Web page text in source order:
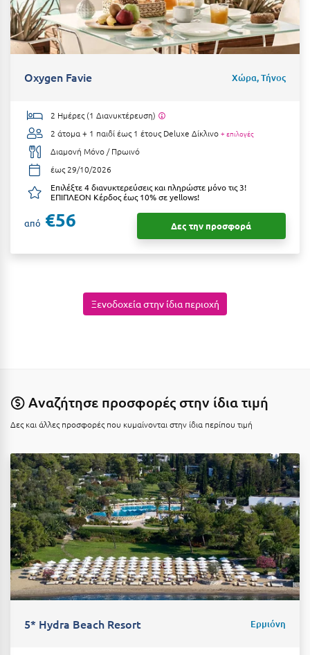
Ζάκυνθος
Η
Ηλεία
Θάσος
Θεσσαλονίκη
Ιεράπετρα
Καβάλα
Καλαμάτα
Κάλαμος
Καλαμπάκα
Κάλυμνος
Καμένα Βούρλα
Καρδάμαινα
Καρδαμύλη
Oxygen Favie Χώρα, Τήνος
2 Ημέρες (1 Διανυκτέρευση)
2 άτομα + 1 παιδί έως 1 έτους Deluxe Δίκλινο + επιλογές
Διαμονή Μόνο / Πρωινό
έως 29/10/2026
Επιλέξτε 4 διανυκτερεύσεις και πληρώστε μόνο τις 3!
ΕΠΙΠΛΕΟΝ Κέρδος έως 10% σε yellows!
από €56 Δες την προσφορά
Ξενοδοχεία στην ίδια περιοχή
Αναζήτησε προσφορές στην ίδια τιμή
Δες και άλλες προσφορές που κυμαίνονται στην ίδια περίπου τιμή
5* Hydra Beach Resort Ερμιόνη